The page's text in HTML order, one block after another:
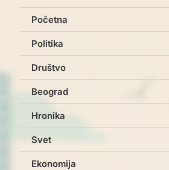
Početna
Politika
Društvo
Beograd
Hronika
Svet
Ekonomija